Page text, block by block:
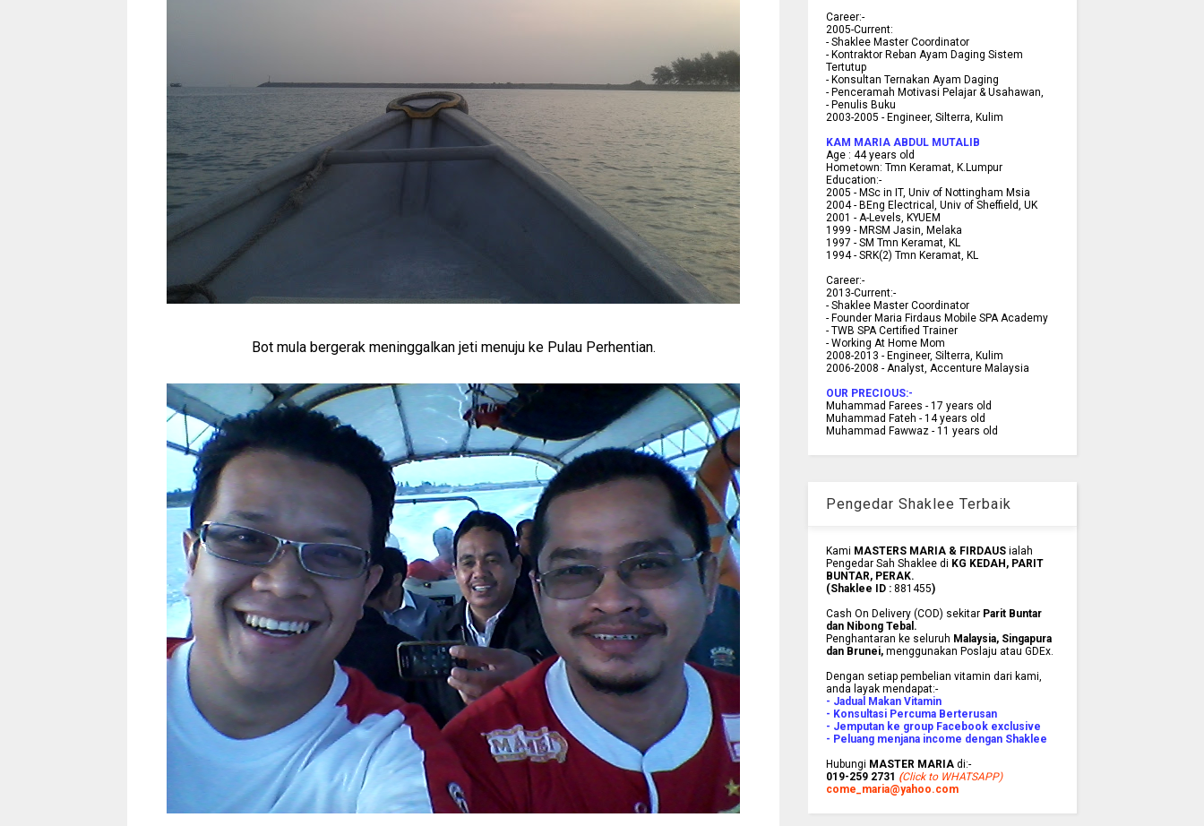
Bot mula bergerak meninggalkan jeti menuju ke Pulau Perhentian.
Career:-
2005-Current:
- Shaklee Master Coordinator
- Kontraktor Reban Ayam Daging Sistem
Tertutup
- Konsultan Ternakan Ayam Daging
- Penceramah Motivasi Pelajar & Usahawan,
- Penulis Buku
2003-2005 - Engineer, Silterra, Kulim
KAM MARIA ABDUL MUTALIB
Age : 44 years old
Hometown: Tmn Keramat, K.Lumpur
Education:-
2005 -MSc in IT, Univ of Nottingham Msia
2004 - BEng Electrical, Univ of Sheffield, UK
2001 - A-Levels, KYUEM
1999 - MRSM Jasin, Melaka
1997 - SM Tmn Keramat, KL
1994 - SRK(2) Tmn Keramat, KL
Career:-
2013-Current:-
- Shaklee Master Coordinator
- Founder Maria Firdaus Mobile SPA Academy
- TWB SPA Certified Trainer
- Working At Home Mom
2008-2013 - Engineer, Silterra, Kulim
2006-2008 - Analyst, Accenture Malaysia
OUR PRECIOUS:-
Muhammad Farees - 17 years old
Muhammad Fateh - 14 years old
Muhammad Fawwaz - 11 years old
Pengedar Shaklee Terbaik
Kami MASTERS MARIA & FIRDAUS ialah
Pengedar Sah Shaklee di KG KEDAH, PARIT
BUNTAR, PERAK.
(Shaklee ID : 881455)
Cash On Delivery (COD) sekitar Parit Buntar
dan Nibong Tebal.
Penghantaran ke seluruh Malaysia, Singapura
dan Brunei,menggunakan Poslaju atau GDEx.
Dengan setiap pembelian vitamin dari kami,
anda layak mendapat:-
- Jadual Makan Vitamin
- Konsultasi Percuma Berterusan
- Jemputan ke group Facebook exclusive
- Peluang menjana income dengan Shaklee
Hubungi MASTER MARIAdi:-
019-259 2731 (Click to WHATSAPP)
come_maria@yahoo.com